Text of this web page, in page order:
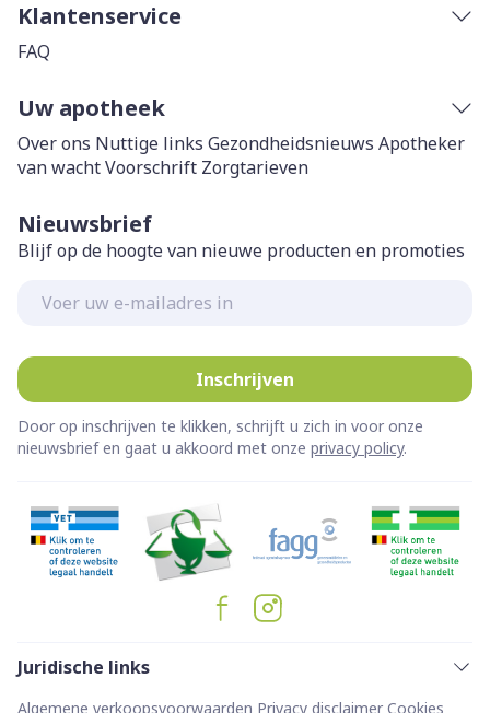
Klantenservice
FAQ
Uw apotheek
Over ons Nuttige links Gezondheidsnieuws Apotheker
van wachtVoorschrift Zorgtarieven
Nieuwsbrief
Blijf op de hoogte van nieuwe producten en promoties
Inschrijven
Door op inschrijven te klikken, schrijft u zich in voor onze
nieuwsbrief en gaat u akkoord met onze privacy policy.
Juridische links
Algemene verkoopsvoorwaarden Privacy disclaimer Cookies